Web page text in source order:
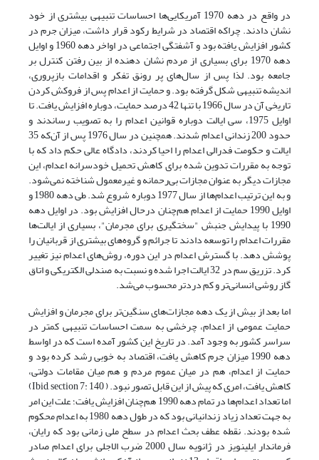
در واقع در دهه 1970 آمریکایی‌ها احساسات تنبیهی بیشتری از خود
نشان دادند. چراکه اقتصاد در شرایط رکود قرار داشت، میزان جرم در
کشور افزایش یافته بود و آشفتگی اجتماعی در اواخر دهه 1960 و اوایل
دهه 1970 برای بسیاری از مردم نشان دهنده از بین رفتن کنترل بر
جامعه بود. لذا پس از سال‌های پر رونق تفکر و اقدامات بازپروری،
اندیشه تنبیهی شکل گرفته بود. و حمایت از اعدام پس از فروکش کردن
تاریخی آن در سال 1966 با تنها 42 درصد حمایت، دوباره افزایش یافت. تا
اوایل 1975، سی ایالت دوباره قوانین اعدام را به تصویب رساندند و
حدود 200 زندانی اعدام شدند. همچنین در سال 1976 پس از آن‌که 35
ایالت و حکومت فدرالی اعدام را احیا کردند، دادگاه عالی حکم داد که با
توجه به مقررات تدوین شده برای کاهش تحمیل خودسرانه اعدام، این
مجازات دیگر به عنوان مجازات بی‌رحمانه و غیرمعمول شناخته نمی‌شود.
و به این ترتیب اعدام‌ها از سال 1977 دوباره شروع شد. طی دهه 1980 و
اوایل 1990 حمایت از اعدام هم‌چنان درحال افزایش بود. در اوایل دهه
1990 با پیدایش جنبش "سختگیری برای مجرمان"، بسیاری از ایالت‌ها
مقررات اعدام را توسعه دادند تا جرائم و گروه‌های بیشتری از قربانیان را
پوشش دهد. با گسترش اعدام در این دوره، روش‌های اعدام نیز تغییر
کرد. تزریق سم در 32 ایالت اجرا شده و نسبت به صندلی الکتریکی و اتاق
گاز روشی انسانی‌تر و کم دردتر محسوب می‌شد.
اما بعد از بیش از یک دهه مجازات‌های سنگین‌تر برای مجرمان و افزایش
حمایت عمومی از اعدام، چرخشی به سمت احساسات تنبیهی کمتر در
سراسر کشور به وجود آمد. در تاریخ این کشور آمده است که در اواسط
دهه 1990 میزان جرم کاهش یافت، اقتصاد به خوبی رشد کرده بود و
حمایت از اعدام، هم در میان عموم مردم و هم میان مقامات دولتی،
کاهش یافت، امری که پیش از این قابل تصور نبود. ( Ibid, section 7: 140)
اما تعداد اعدام‌ها در تمام دهه 1990 هم‌چنان افزایش یافت؛ علت این امر
به جهت تعداد زیاد زندانیانی بود که در طول دهه 1980 به اعدام محکوم
شده بودند. نقطه عطف بحث اعدام در سطح ملی زمانی بود که رایان،
فرماندار ایلینویز در ژانویه سال 2000 ضرب الاجلی برای اعدام صادر